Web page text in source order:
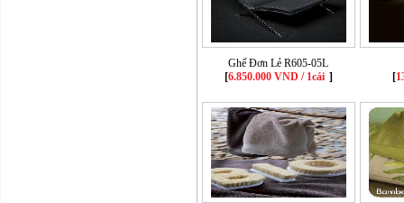
Ghế Đơn Lẻ R605-05L
[6.850.000 VND / 1cái ] [